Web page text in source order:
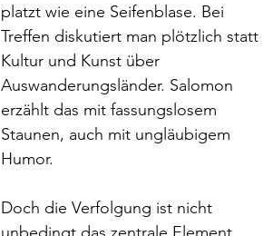
platzt wie eine Seifenblase. Bei
Treffen diskutiert man plötzlich statt
Kultur und Kunst über
Auswanderungsländer. Salomon
erzählt das mit fassungslosem
Staunen, auch mit ungläubigem
Humor.
Doch die Verfolgung ist nicht